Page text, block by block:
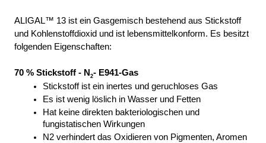
ALIGAL™ 13 ist ein Gasgemisch bestehend aus Stickstoff
und Kohlenstoffdioxid und ist lebensmittelkonform. Es besitzt
folgenden Eigenschaften:
70 % Stickstoff - N2- E941-Gas
Stickstoff ist ein inertes und geruchloses Gas
Es ist wenig löslich in Wasser und Fetten
Hat keine direkten bakteriologischen und
fungistatischen Wirkungen
N2 verhindert das Oxidieren von Pigmenten, Aromen